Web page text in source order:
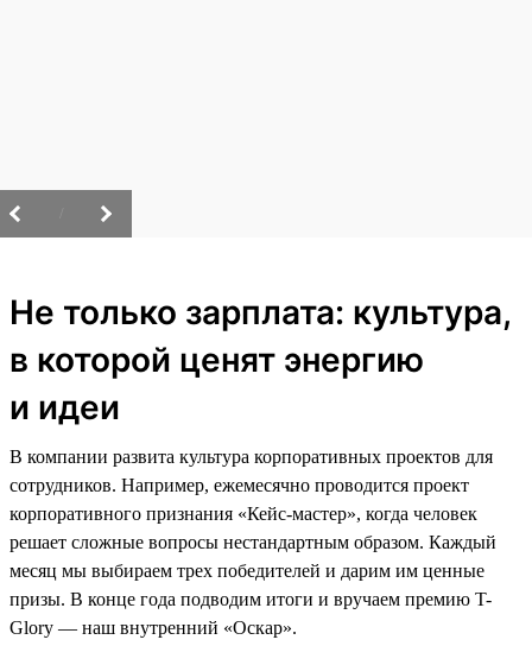
Не только зарплата: культура,
в которой ценят энергию
и идеи
В компании развита культура корпоративных проектов для
сотрудников. Например, ежемесячно проводится проект
корпоративного признания «Кейс-мастер», когда человек
решает сложные вопросы нестандартным образом. Каждый
месяц мы выбираем трех победителей и дарим им ценные
призы. В конце года подводим итоги и вручаем премию T-
Glory — наш внутренний «Оскар».